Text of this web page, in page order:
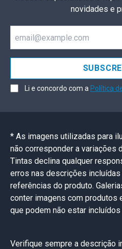
novidades e
Li e concordo com a Política
* As imagens utilizadas para
não corresponder a variações
Tintas declina qualquer
erros nas descrições
referências do produto.
conter imagens com
que podem não estar
Verifique sempre a descrição